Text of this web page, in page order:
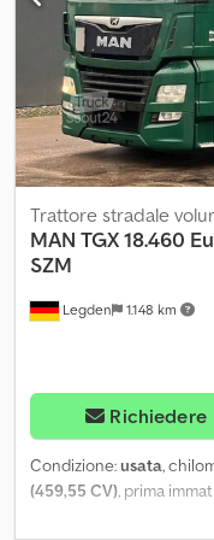
avviso di collisione,
riscaldamento di
automatico, vano
autoradio/lettore CD/
controllo. Ubicazione:
Legden 1.148 km
Trattore stradale
MAN TGX 18.460
SZM
Richiedere
Condizione:usata,
(459,55 CV), prima